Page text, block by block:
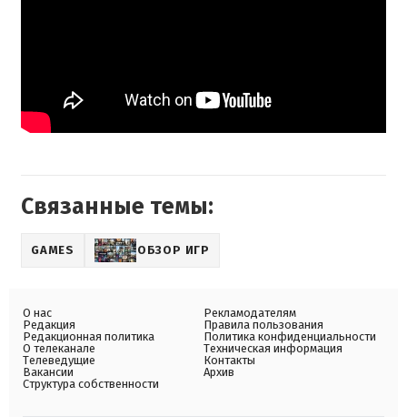
Связанные темы:
GAMES ОБЗОР ИГР
О нас
Редакция
Редакционная политика
О телеканале
Телеведущие
Вакансии
Структура собственности
Рекламодателям
Правила пользования
Политика конфиденциальности
Техническая информация
Контакты
Архив